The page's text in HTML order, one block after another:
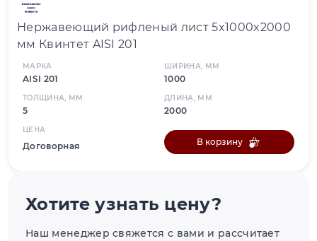
Нержавеющий рифленый лист 5x1000x2000
мм Квинтет AISI 201
МАРКА
AISI 201
ШИРИНА, ММ
1000
ТОЛЩИНА, ММ
5
ДЛИНА, ММ
2000
ЦЕНА
Договорная В корзину
Хотите узнать цену?
Наш менеджер свяжется с вами и рассчитает